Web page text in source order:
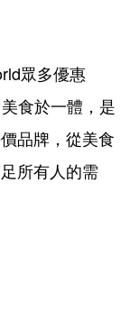
眾多優惠
食於一體，是
品牌，從美食
所有人的需